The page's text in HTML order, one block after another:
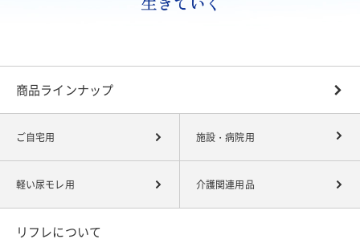
商品ラインナップ
ご自宅用 施設・病院用
軽い尿モレ用 介護関連用品
リフレについて